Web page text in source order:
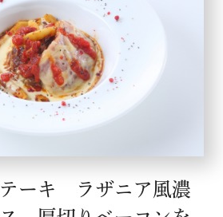
ーキ ラザニア風濃